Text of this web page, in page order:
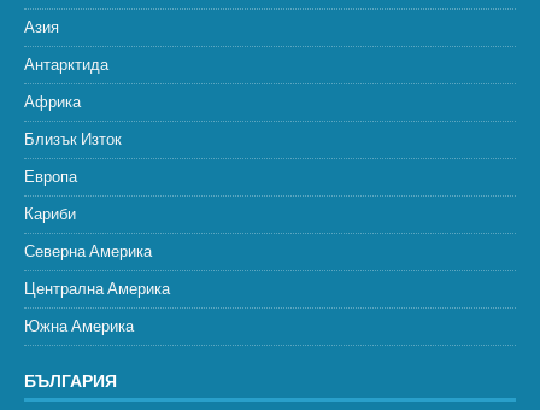
Азия
Антарктида
Африка
Близък Изток
Европа
Кариби
Северна Америка
Централна Америка
Южна Америка
БЪЛГАРИЯ